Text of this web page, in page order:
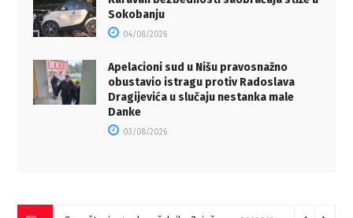
Sokobanju
04/08/2026
Apelacioni sud u Nišu pravosnažno
obustavio istragu protiv Radoslava
Dragijevića u slučaju nestanka male
Danke
03/08/2026